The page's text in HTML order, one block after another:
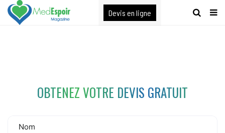
[maxbutton name="devis express"]
Devis en ligne
OBTENEZ VOTRE DEVIS GRATUIT